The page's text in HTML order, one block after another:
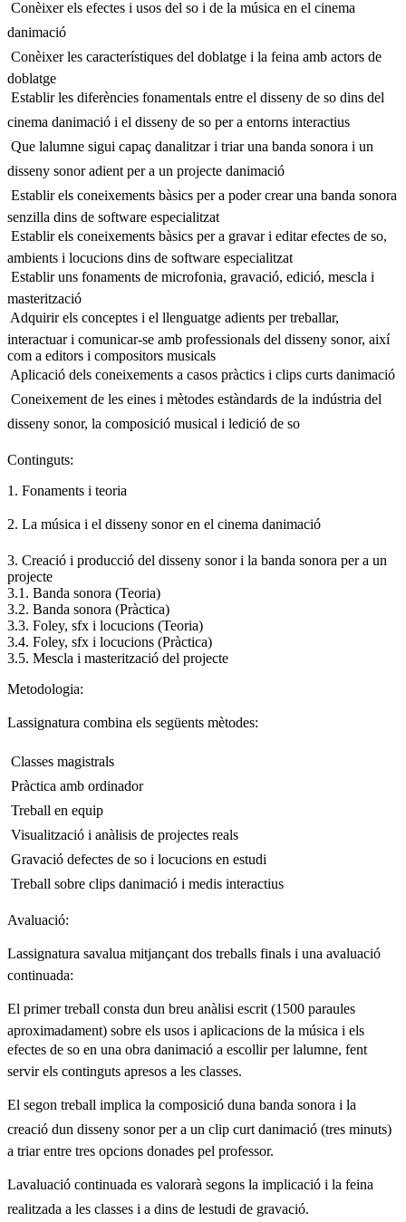
 Conèixer els efectes i usos del so i de la música en el cinema
danimació
 Conèixer les característiques del doblatge i la feina amb actors de
doblatge
 Establir les diferències fonamentals entre el disseny de so dins del
cinema danimació i el disseny de so per a entorns interactius
 Que lalumne sigui capaç danalitzar i triar una banda sonora i un
disseny sonor adient per a un projecte danimació
 Establir els coneixements bàsics per a poder crear una banda sonora
senzilla dins de software especialitzat
 Establir els coneixements bàsics per a gravar i editar efectes de so,
ambients i locucions dins de software especialitzat
 Establir uns fonaments de microfonia, gravació, edició, mescla i
masterització
 Adquirir els conceptes i el llenguatge adients per treballar,
interactuar i comunicar-se amb professionals del disseny sonor, així
com a editors i compositors musicals
 Aplicació dels coneixements a casos pràctics i clips curts danimació
 Coneixement de les eines i mètodes estàndards de la indústria del
disseny sonor, la composició musical i ledició de so
Continguts:
1. Fonaments i teoria
2. La música i el disseny sonor en el cinema danimació
3. Creació i producció del disseny sonor i la banda sonora per a un
projecte
3.1. Banda sonora (Teoria)
3.2. Banda sonora (Pràctica)
3.3. Foley, sfx i locucions (Teoria)
3.4. Foley, sfx i locucions (Pràctica)
3.5. Mescla i masterització del projecte
Metodologia:
Lassignatura combina els següents mètodes:
 Classes magistrals
 Pràctica amb ordinador
 Treball en equip
 Visualització i anàlisis de projectes reals
 Gravació defectes de so i locucions en estudi
 Treball sobre clips danimació i medis interactius
Avaluació:
Lassignatura savalua mitjançant dos treballs finals i una avaluació
continuada:
El primer treball consta dun breu anàlisi escrit (1500 paraules
aproximadament) sobre els usos i aplicacions de la música i els
efectes de so en una obra danimació a escollir per lalumne, fent
servir els continguts apresos a les classes.
El segon treball implica la composició duna banda sonora i la
creació dun disseny sonor per a un clip curt danimació (tres minuts)
a triar entre tres opcions donades pel professor.
Lavaluació continuada es valorarà segons la implicació i la feina
realitzada a les classes i a dins de lestudi de gravació.